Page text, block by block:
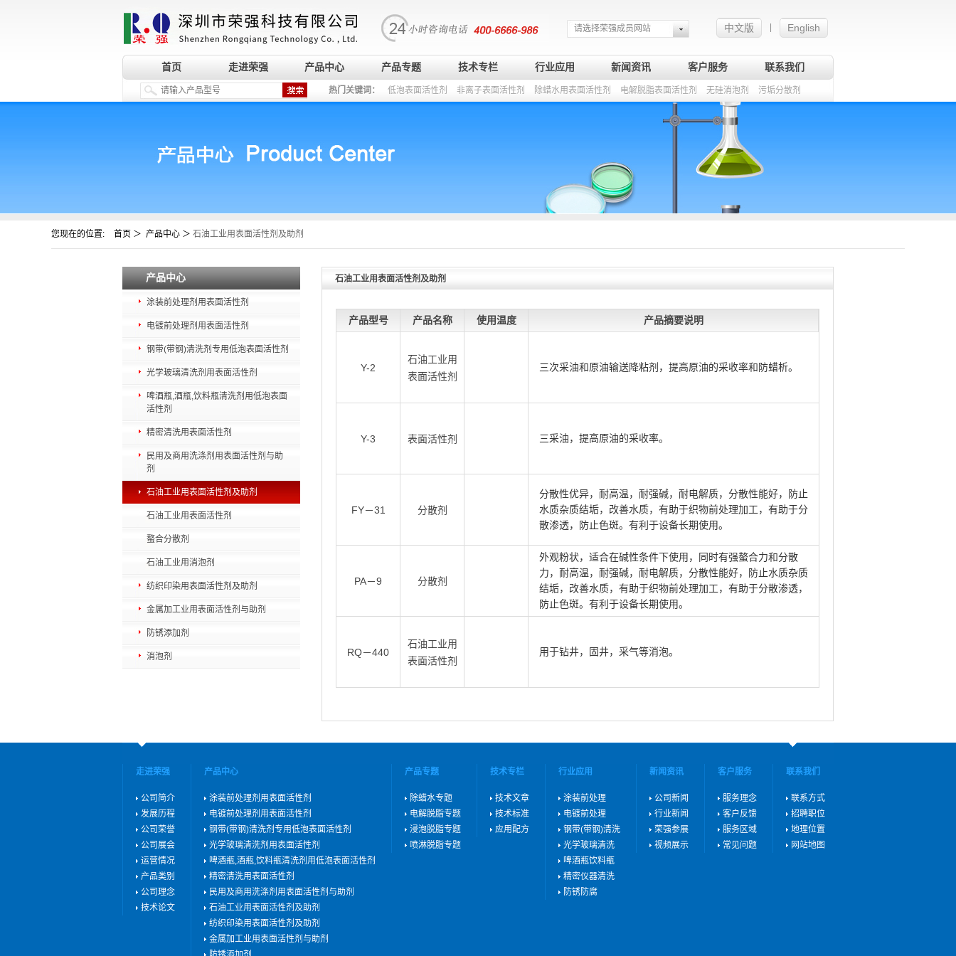
中文版 English
请选择荣强成员网站
首页 走进荣强 产品中心 产品专题 技术专栏 行业应用 新闻资讯 客户服务 联系我们
热门关键词： 低泡表面活性剂 非离子表面活性剂 除蜡水用表面活性剂 电解脱脂表面活性剂 无硅消泡剂 污垢分散剂
您现在的位置: 首页 ＞ 产品中心 ＞ 石油工业用表面活性剂及助剂
产品中心
涂装前处理剂用表面活性剂
电镀前处理剂用表面活性剂
钢带(带钢)清洗剂专用低泡表面活性剂
光学玻璃清洗剂用表面活性剂
啤酒瓶,酒瓶,饮料瓶清洗剂用低泡表面
活性剂
精密清洗用表面活性剂
民用及商用洗涤剂用表面活性剂与助
剂
石油工业用表面活性剂及助剂
石油工业用表面活性剂
螯合分散剂
石油工业用消泡剂
纺织印染用表面活性剂及助剂
金属加工业用表面活性剂与助剂
防锈添加剂
消泡剂
石油工业用表面活性剂及助剂
产品型号 产品名称 使用温度 产品摘要说明
Y-2
石油工业用
表面活性剂
三次采油和原油输送降粘剂，提高原油的采收率和防蜡析。
Y-3 表面活性剂 三采油，提高原油的采收率。
FY－31 分散剂
分散性优异，耐高温，耐强碱，耐电解质，分散性能好，防止
水质杂质结垢，改善水质，有助于织物前处理加工，有助于分
散渗透，防止色斑。有利于设备长期使用。
PA－9 分散剂
外观粉状，适合在碱性条件下使用，同时有强螯合力和分散
力，耐高温，耐强碱，耐电解质，分散性能好，防止水质杂质
结垢，改善水质，有助于织物前处理加工，有助于分散渗透，
防止色斑。有利于设备长期使用。
RQ－440
石油工业用
表面活性剂
用于钻井，固井，采气等消泡。
走进荣强
公司简介
发展历程
公司荣誉
公司展会
运营情况
产品类别
公司理念
技术论文
产品中心
涂装前处理剂用表面活性剂
电镀前处理剂用表面活性剂
钢带(带钢)清洗剂专用低泡表面活性剂
光学玻璃清洗剂用表面活性剂
啤酒瓶,酒瓶,饮料瓶清洗剂用低泡表面活性剂
精密清洗用表面活性剂
民用及商用洗涤剂用表面活性剂与助剂
石油工业用表面活性剂及助剂
纺织印染用表面活性剂及助剂
金属加工业用表面活性剂与助剂
产品专题
除蜡水专题
电解脱脂专题
浸泡脱脂专题
喷淋脱脂专题
技术专栏
技术文章
技术标准
应用配方
行业应用
涂装前处理
电镀前处理
钢带(带钢)清洗
光学玻璃清洗
啤酒瓶饮料瓶
精密仪器清洗
防锈防腐
新闻资讯
公司新闻
行业新闻
荣强参展
视频展示
客户服务
服务理念
客户反馈
服务区域
常见问题
联系我们
联系方式
招聘职位
地理位置
网站地图